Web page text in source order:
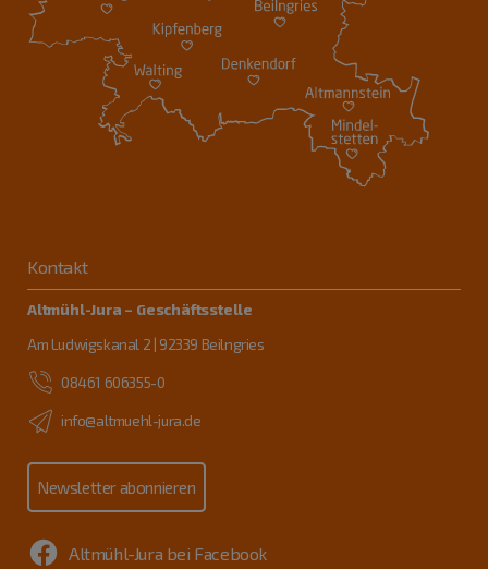
Kontakt
Altmühl-Jura – Geschäftsstelle
Am Ludwigskanal 2 | 92339 Beilngries
08461 606355-0
info@altmuehl-jura.de
Newsletter abonnieren
Altmühl-Jura bei Facebook